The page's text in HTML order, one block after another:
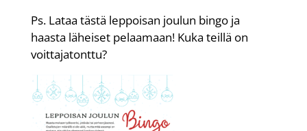
Ps. Lataa tästä leppoisan joulun bingo ja
haasta läheiset pelaamaan! Kuka teillä on
voittajatonttu?